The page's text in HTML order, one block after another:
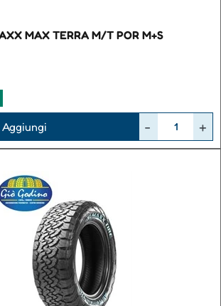
MAX TERRA M/T POR M+S
Aggiungi